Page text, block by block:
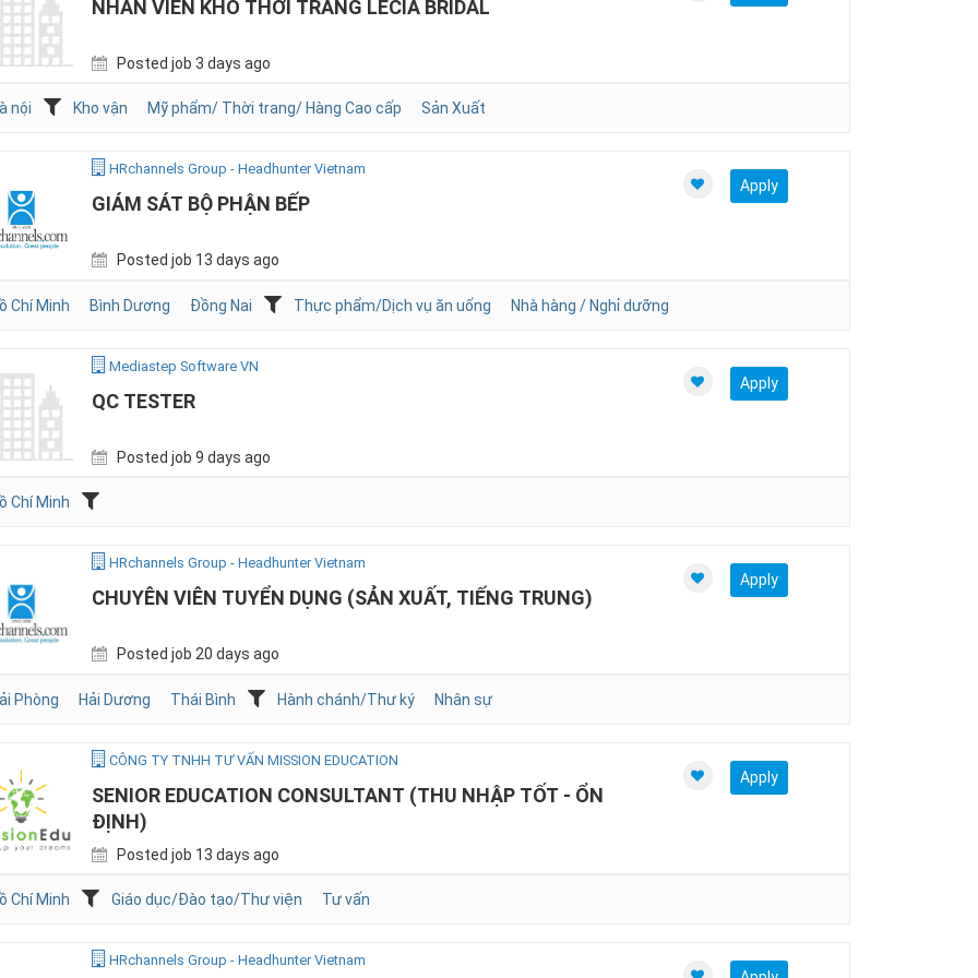
NHÂN VIÊN KHO THỜI TRANG LECIA BRIDAL
Posted job 3 days ago
nội Kho vận Mỹ phẩm/ Thời trang/ Hàng Cao cấp Sản Xuất
HRchannels Group - Headhunter Vietnam
GIÁM SÁT BỘ PHẬN BẾP
Posted job 13 days ago
Apply
Chí Minh Bình Dương Đồng Nai Thực phẩm/Dịch vụ ăn uống Nhà hàng / Nghỉ dưỡng
Mediastep Software VN
QC TESTER
Posted job 9 days ago
Apply
Chí Minh
HRchannels Group - Headhunter Vietnam
CHUYÊN VIÊN TUYỂN DỤNG (SẢN XUẤT, TIẾNG TRUNG)
Posted job 20 days ago
Apply
Phòng Hải Dương Thái Bình Hành chánh/Thư ký Nhân sự
CÔNG TY TNHH TƯ VẤN MISSION EDUCATION
SENIOR EDUCATION CONSULTANT (THU NHẬP TỐT - ỔN
ĐỊNH)
Posted job 13 days ago
Apply
Chí Minh Giáo dục/Đào tạo/Thư viện Tư vấn
HRchannels Group - Headhunter Vietnam